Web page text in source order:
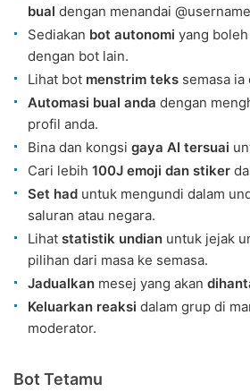
bual dengan menandai
Sediakan bot autonomi yang
dengan bot lain.
Lihat bot menstrim teks semasa ia
Automasi bual anda dengan
profil anda.
Bina dan kongsi gaya AI tersuai
Cari lebih 100J emoji dan stiker
Set had untuk mengundi dalam
saluran atau negara.
Lihat statistik undian untuk jejak
pilihan dari masa ke semasa.
Jadualkan mesej yang akan
Keluarkan reaksi dalam grup di
moderator.
Bot Tetamu